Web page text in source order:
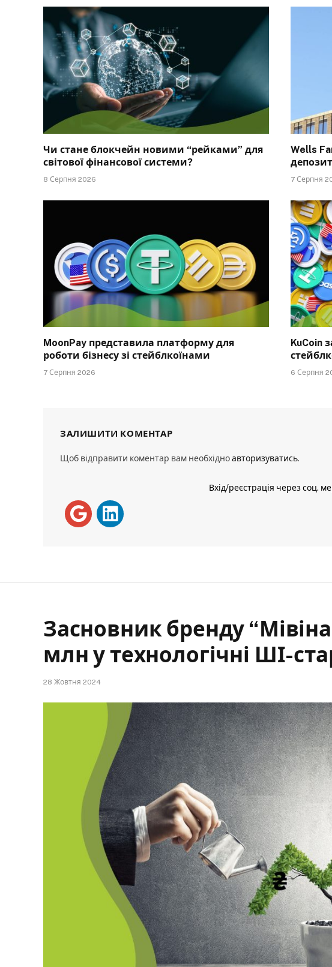
Чи стане блокчейн новими “рейками” для
світової фінансової системи?
8 Серпня 2026
Wells
7 Серпня
MoonPay представила платформу для
роботи бізнесу зі стейблкоїнами
7 Серпня 2026
KuCoin
6 Серпня
ЗАЛИШИТИ КОМЕНТАР
Щоб відправити коментар вам необхідноавторизуватись.
Вхід/реєстрація через соц.
Засновник бренду
млн у технологічні ШІ-
28 Жовтня 2024